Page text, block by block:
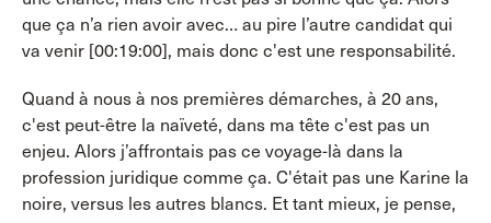
que ça n’a rien avoir avec… au pire l’autre candidat qui
va venir [00:19:00], mais donc c'est une responsabilité.
Quand à nous à nos premières démarches, à 20 ans,
c'est peut-être la naïveté, dans ma tête c'est pas un
enjeu. Alors j’affrontais pas ce voyage-là dans la
profession juridique comme ça. C'était pas une Karine la
noire, versus les autres blancs. Et tant mieux, je pense,